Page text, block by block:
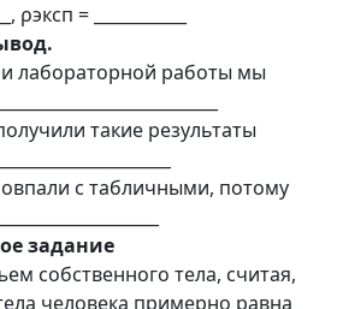
ρэксп = ___________
лабораторной работы мы
такие результаты
с табличными, потому
задание
собственного тела, считая,
человека примерно равна